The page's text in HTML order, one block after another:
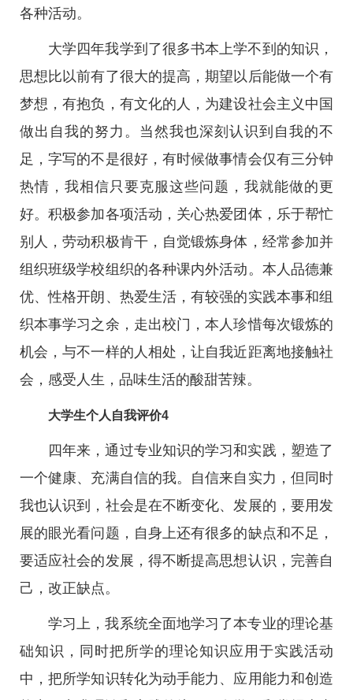
各种活动。
大学四年我学到了很多书本上学不到的知识，
思想比以前有了很大的提高，期望以后能做一个有
梦想，有抱负，有文化的人，为建设社会主义中国
做出自我的努力。当然我也深刻认识到自我的不
足，字写的不是很好，有时候做事情会仅有三分钟
热情，我相信只要克服这些问题，我就能做的更
好。积极参加各项活动，关心热爱团体，乐于帮忙
别人，劳动积极肯干，自觉锻炼身体，经常参加并
组织班级学校组织的各种课内外活动。本人品德兼
优、性格开朗、热爱生活，有较强的实践本事和组
织本事学习之余，走出校门，本人珍惜每次锻炼的
机会，与不一样的人相处，让自我近距离地接触社
会，感受人生，品味生活的酸甜苦辣。
大学生个人自我评价4
四年来，通过专业知识的学习和实践，塑造了
一个健康、充满自信的我。自信来自实力，但同时
我也认识到，社会是在不断变化、发展的，要用发
展的眼光看问题，自身上还有很多的缺点和不足，
要适应社会的发展，得不断提高思想认识，完善自
己，改正缺点。
学习上，我系统全面地学习了本专业的理论基
础知识，同时把所学的理论知识应用于实践活动
中，把所学知识转化为动手能力、应用能力和创造